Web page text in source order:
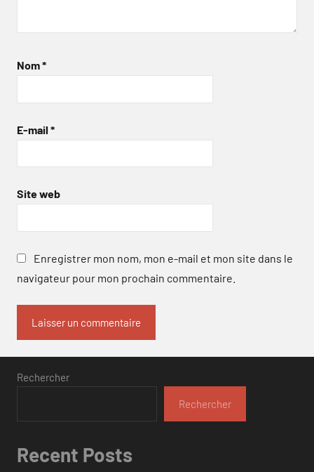
Nom*
E-mail *
Site web
Enregistrer mon nom, mon e-mail et mon site dans le
navigateur pour mon prochain commentaire.
Rechercher
Rechercher
Recent Posts